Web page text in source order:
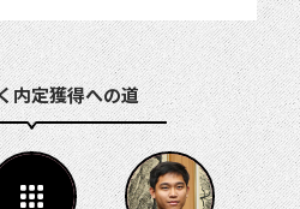
内定獲得への道